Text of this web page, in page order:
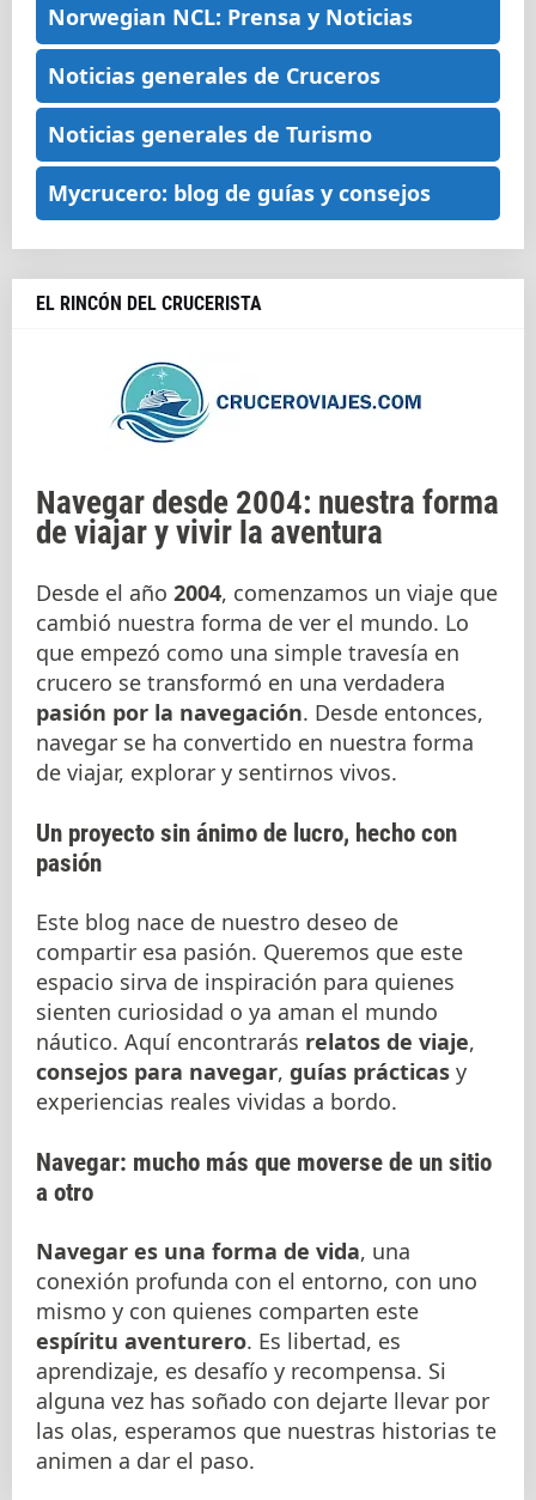
Norwegian NCL: Prensa y Noticias
Noticias generales de Cruceros
Noticias generales de Turismo
Mycrucero: blog de guías y consejos
EL RINCÓN DEL CRUCERISTA
Navegar desde 2004: nuestra forma
de viajar y vivir la aventura
Desde el año 2004, comenzamos un viaje que
cambió nuestra forma de ver el mundo. Lo
que empezó como una simple travesía en
crucero se transformó en una verdadera
pasión por la navegación. Desde entonces,
navegar se ha convertido en nuestra forma
de viajar, explorar y sentirnos vivos.
Un proyecto sin ánimo de lucro, hecho con
pasión
Este blog nace de nuestro deseo de
compartir esa pasión. Queremos que este
espacio sirva de inspiración para quienes
sienten curiosidad o ya aman el mundo
náutico. Aquí encontrarás relatos de viaje,
consejos para navegar, guías prácticas y
experiencias reales vividas a bordo.
Navegar: mucho más que moverse de un sitio
a otro
Navegar es una forma de vida, una
conexión profunda con el entorno, con uno
mismo y con quienes comparten este
espíritu aventurero. Es libertad, es
aprendizaje, es desafío y recompensa. Si
alguna vez has soñado con dejarte llevar por
las olas, esperamos que nuestras historias te
animen a dar el paso.